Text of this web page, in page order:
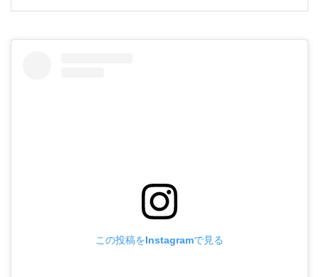
この投稿をInstagramで見る